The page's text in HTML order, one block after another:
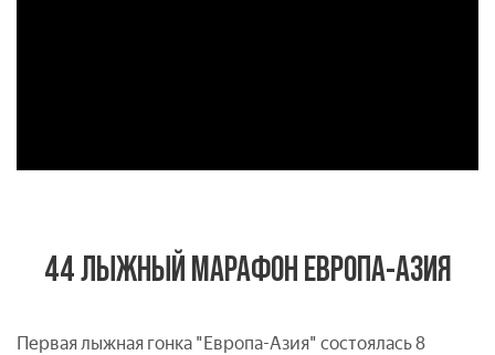
44 ЛЫЖНЫЙ МАРАФОН ЕВРОПА-АЗИЯ
Первая лыжная гонка "Европа-Азия" состоялась 8